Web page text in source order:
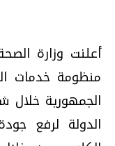
أعلنت وزارة
منظومة خدمات
الدولة لرفع